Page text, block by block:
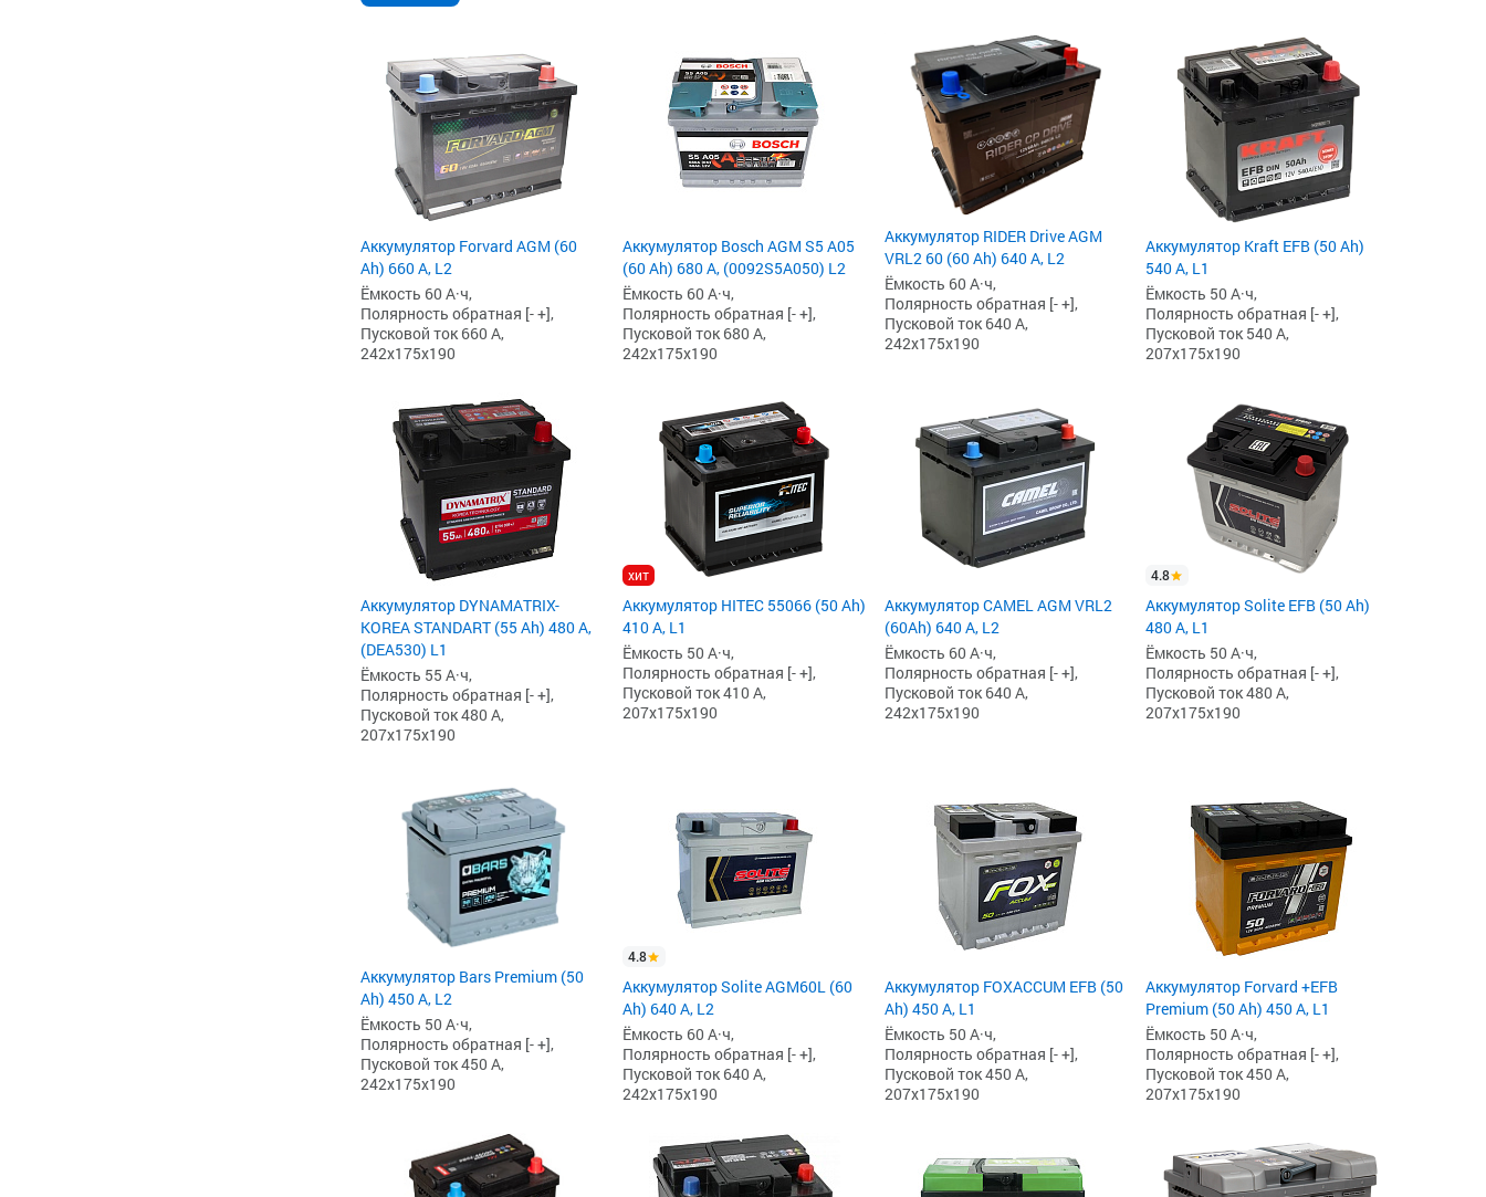
Аккумулятор Forvard AGM (60
Ah) 660 А, L2
Ёмкость 60 А·ч,
Полярность обратная [- +],
Пусковой ток 660 А,
242x175x190
Аккумулятор Bosch AGM S5 A05
(60 Ah) 680 А, (0092S5A050) L2
Ёмкость 60 А·ч,
Полярность обратная [- +],
Пусковой ток 680 А,
242x175x190
Аккумулятор RIDER Drive AGM
VRL2 60 (60 Ah) 640 А, L2
Ёмкость 60 А·ч,
Полярность обратная [- +],
Пусковой ток 640 А,
242x175x190
Аккумулятор Kraft EFB (50 Ah)
540 А, L1
Ёмкость 50 А·ч,
Полярность обратная [- +],
Пусковой ток 540 А,
207x175x190
Аккумулятор DYNAMATRIX-
KOREA STANDART (55 Ah) 480 А,
(DEA530) L1
Ёмкость 55 А·ч,
Полярность обратная [- +],
Пусковой ток 480 А,
207x175x190
хит
Аккумулятор HITEC 55066 (50 Ah)
410 А, L1
Ёмкость 50 А·ч,
Полярность обратная [- +],
Пусковой ток 410 А,
207x175x190
Аккумулятор CAMEL AGM VRL2
(60Ah) 640 А, L2
Ёмкость 60 А·ч,
Полярность обратная [- +],
Пусковой ток 640 А,
242x175x190
4.8
Аккумулятор Solite EFB (50 Ah)
480 А, L1
Ёмкость 50 А·ч,
Полярность обратная [- +],
Пусковой ток 480 А,
207x175x190
Аккумулятор Bars Premium (50
Ah) 450 А, L2
Ёмкость 50 А·ч,
Полярность обратная [- +],
Пусковой ток 450 А,
242x175x190
4.8
Аккумулятор Solite AGM60L (60
Ah) 640 А, L2
Ёмкость 60 А·ч,
Полярность обратная [- +],
Пусковой ток 640 А,
242x175x190
Аккумулятор FOXACCUM EFB (50
Ah) 450 А, L1
Ёмкость 50 А·ч,
Полярность обратная [- +],
Пусковой ток 450 А,
207x175x190
Аккумулятор Forvard +EFB
Premium (50 Ah) 450 А, L1
Ёмкость 50 А·ч,
Полярность обратная [- +],
Пусковой ток 450 А,
207x175x190